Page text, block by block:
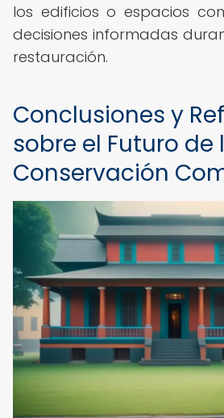
los edificios o espacios
decisiones informadas
restauración.
Conclusiones y
sobre el Futuro de
Conservación